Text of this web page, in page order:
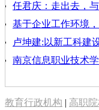
任君庆：走出去，
基于企业工作环境
卢坤建:以新工科建
南京信息职业技术
教育行政机构 | 高职